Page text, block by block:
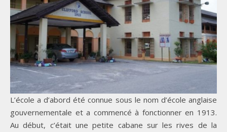
L’école a d’abord été connue sous le nom d’école anglaise
gouvernementale et a commencé à fonctionner en 1913.
Au début, c’était une petite cabane sur les rives de la